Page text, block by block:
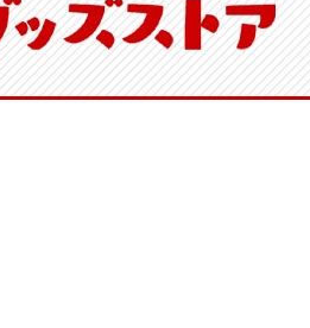
3,300円
(送料別・税込)
2,970円
(送料別・税込)